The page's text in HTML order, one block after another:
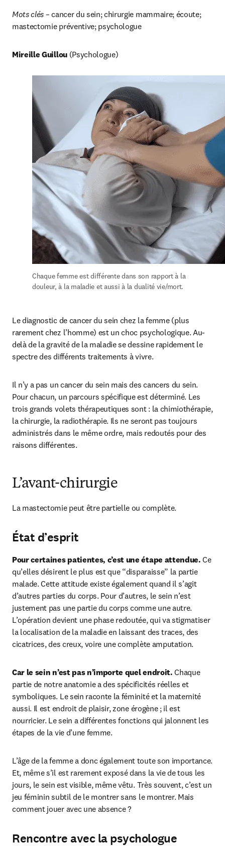
Mots clés – cancer du sein; chirurgie mammaire; écoute;
mastectomie préventive; psychologue
Mireille Guillou (Psychologue)
Chaque femme est différente dans son rapport à la
douleur, à la maladie et aussi à la dualité vie/mort.
Le diagnostic de cancer du sein chez la femme (plus
rarement chez l’homme) est un choc psychologique. Au-
delà de la gravité de la maladie se dessine rapidement le
spectre des différents traitements à vivre.
Il n’y a pas un cancer du sein mais des cancers du sein.
Pour chacun, un parcours spécifique est déterminé. Les
trois grands volets thérapeutiques sont : la chimiothérapie,
la chirurgie, la radiothérapie. Ils ne seront pas toujours
administrés dans le même ordre, mais redoutés pour des
raisons différentes.
L’avant-chirurgie
La mastectomie peut être partielle ou complète.
État d’esprit
Pour certaines patientes, c’est une étape attendue. Ce
qu’elles désirent le plus est que “disparaisse” la partie
malade. Cette attitude existe également quand il s’agit
d’autres parties du corps. Pour d’autres, le sein n’est
justement pas une partie du corps comme une autre.
L’opération devient une phase redoutée, qui va stigmatiser
la localisation de la maladie en laissant des traces, des
cicatrices, des creux, voire une complète amputation.
Car le sein n’est pas n’importe quel endroit. Chaque
partie de notre anatomie a des spécificités réelles et
symboliques. Le sein raconte la féminité et la maternité
aussi. Il est endroit de plaisir, zone érogène ; il est
nourricier. Le sein a différentes fonctions qui jalonnent les
étapes de la vie d’une femme.
L’âge de la femme a donc également toute son importance.
Et, même s’il est rarement exposé dans la vie de tous les
jours, le sein est visible, même vêtu. Très souvent, c’est un
jeu féminin subtil de le montrer sans le montrer. Mais
comment jouer avec une absence ?
Rencontre avec la psychologue